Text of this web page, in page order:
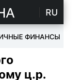
RU
ФИНАНСЫ
ц.р.